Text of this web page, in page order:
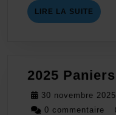
LIRE LA SUITE LIRE
LA
2025
30 novembre 2025
0 commentaire